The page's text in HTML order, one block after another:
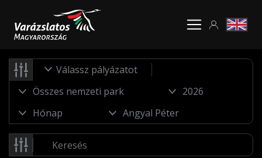
Válassz pályázatot